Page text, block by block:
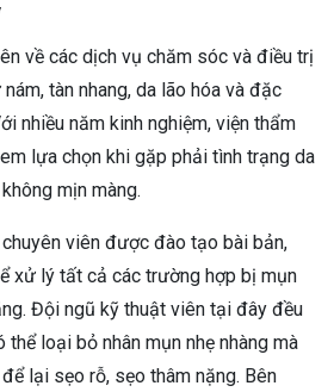
về các dịch vụ chăm sóc và điều trị
tàn nhang, da lão hóa và đặc
nhiều năm kinh nghiệm, viện thẩm
lựa chọn khi gặp phải tình trạng da
mịn màng.
viên được đào tạo bài bản,
xử lý tất cả các trường hợp bị mụn
Đội ngũ kỹ thuật viên tại đây đều
thể loại bỏ nhân mụn nhẹ nhàng mà
lại sẹo rỗ, sẹo thâm nặng. Bên